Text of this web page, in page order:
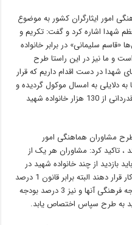
امور ایثارگران کشور به موضوع
شهدا اشاره کرد و گفت: تکریم و
«قاسم سلیمانی» در برابر خانواده
و ما نیز در این راستا طرح
شهدا در دست اقدام داریم که قرار
دلایلی به امسال موکول گردیده و
امیدواریم در راستای این طرح، بازدید و قدردانی از 130 هزار خانواده شهید
مشاوران هماهنگی امور
، تاکید کرد: مشاوران هر یک از
بازدید از چند خانواده شهید در
روز «گرامیداشت یاد شهید» را در دستور کار قرار دهند البته برابر قانون 1 درصد
بودجه دستگاه‌های اجرایی و 5 درصد بودجه فرهنگی آنها و نیز 3 درصد بودجه
به طرح سپاس اختصاص یابد.